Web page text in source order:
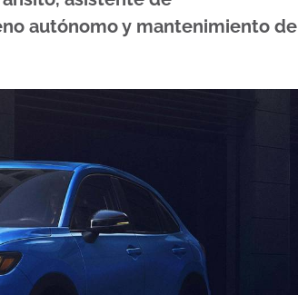
autónomo y mantenimiento de